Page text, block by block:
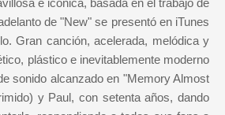
e icónica, basada en el trabajo de
de "New" se presentó en iTunes
Gran canción, acelerada, melódica y
plástico e inevitablemente moderno
sonido alcanzado en "Memory Almost
y Paul, con setenta años, dando